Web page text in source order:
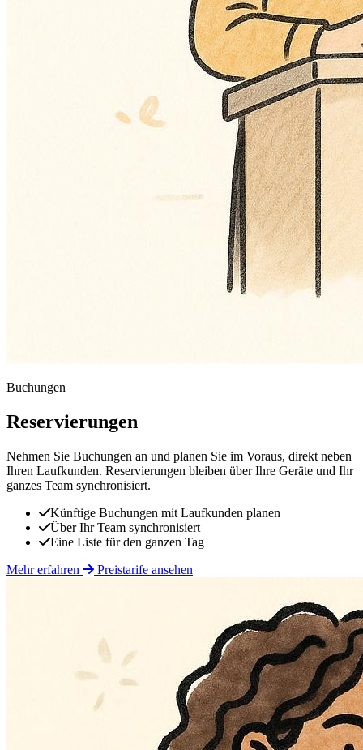
Buchungen
Reservierungen
Nehmen Sie Buchungen an und planen Sie im Voraus, direkt neben
Ihren Laufkunden. Reservierungen bleiben über Ihre Geräte und Ihr
ganzes Team synchronisiert.
Künftige Buchungen mit Laufkunden planen
Über Ihr Team synchronisiert
Eine Liste für den ganzen Tag
Mehr erfahren
Preistarife ansehen